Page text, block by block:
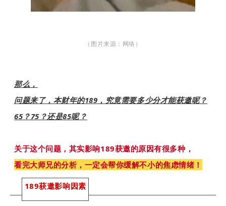
（图片来源：网络）
那么，
问题来了，本财年的189，究竟需要多少分才能获邀呢？
65？75？还是85呢？
关于这个问题，其实影响189获邀的原因有很多种，
看完大师兄的分析，一定会帮你缓解不小的焦虑情绪！
189获邀影响因素